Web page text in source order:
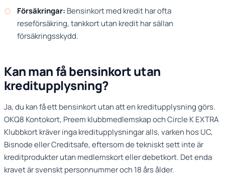
Försäkringar: Bensinkort med kredit har ofta
reseförsäkring, tankkort utan kredit har sällan
försäkringsskydd.
Kan man få bensinkort utan
kreditupplysning?
Ja, du kan få ett bensinkort utan att en kreditupplysning görs.
OKQ8 Kontokort, Preem klubbmedlemskap och Circle K EXTRA
Klubbkort kräver inga kreditupplysningar alls, varken hos UC,
Bisnode eller Creditsafe, eftersom de tekniskt sett inte är
kreditprodukter utan medlemskort eller debetkort. Det enda
kravet är svenskt personnummer och 18 års ålder.